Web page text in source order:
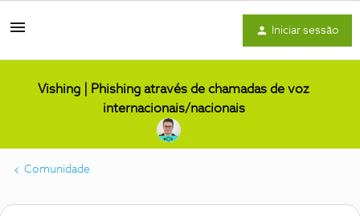
Iniciar sessão
Vishing | Phishing através de chamadas de voz
internacionais/nacionais
Comunidade